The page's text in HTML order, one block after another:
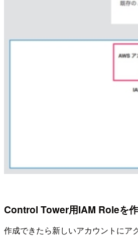
Control Tower用IAM Roleを
作成できたら新しいアカウントにア